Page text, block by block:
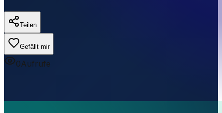
Teilen
Gefällt mir
0Aufrufe